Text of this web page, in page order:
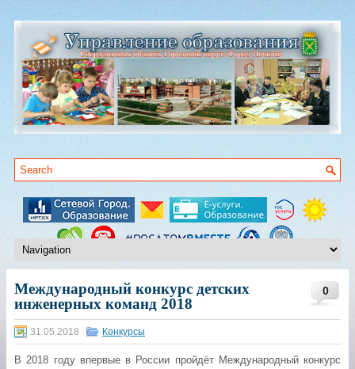
0
Международный конкурс детских
инженерных команд 2018
31.05.2018 Конкурсы
В 2018 году впервые в России пройдёт Международный конкурс